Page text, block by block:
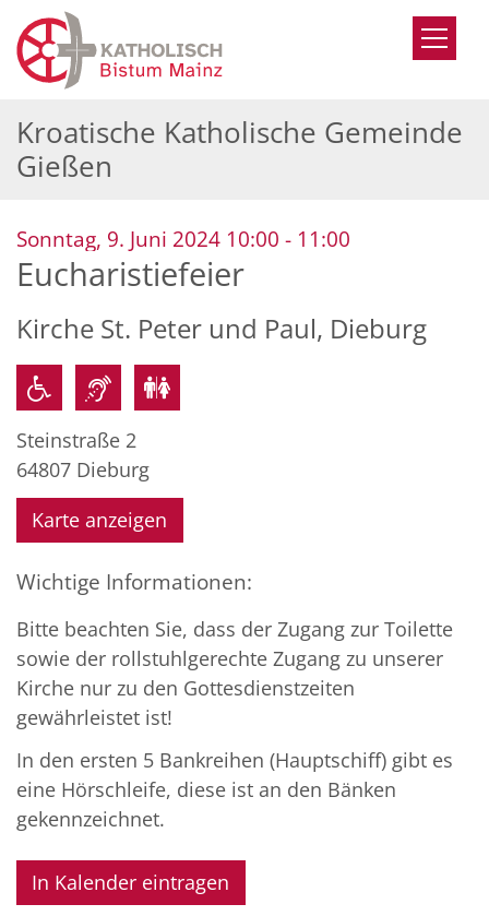
Zum Inhalt springen
Kroatische Katholische Gemeinde
Gießen
Sonntag, 9. Juni 2024 10:00 - 11:00
Eucharistiefeier
Kirche St. Peter und Paul, Dieburg
Steinstraße 2
64807 Dieburg
Karte anzeigen
Wichtige Informationen:
Bitte beachten Sie, dass der Zugang zur Toilette
sowie der rollstuhlgerechte Zugang zu unserer
Kirche nur zu den Gottesdienstzeiten
gewährleistet ist!
In den ersten 5 Bankreihen (Hauptschiff) gibt es
eine Hörschleife, diese ist an den Bänken
gekennzeichnet.
In Kalender eintragen